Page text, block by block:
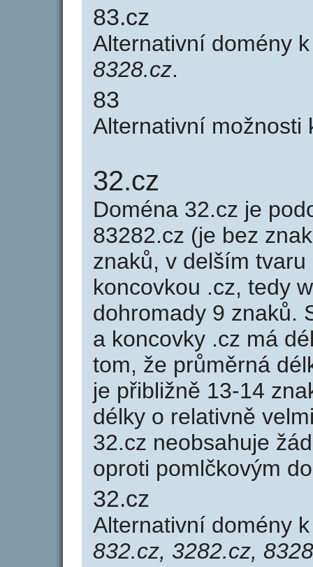
83.cz
Alternativní domény
8328.cz.
83
Alternativní možnosti
32.cz
Doména 32.cz je
83282.cz (je bez
znaků, v delším
koncovkou .cz, tedy
dohromady 9 znaků.
a koncovky .cz má
tom, že průměrná
je přibližně 13-14
délky o relativně
32.cz neobsahuje
oproti pomlčkovým
32.cz
Alternativní domény
832.cz, 3282.cz,